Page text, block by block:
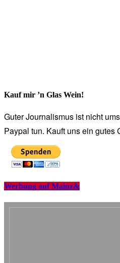
Kauf mir ’n Glas Wein!
Guter Journalismus ist nicht
Paypal tun. Kauft uns ein gutes
Werbung auf Mainz&